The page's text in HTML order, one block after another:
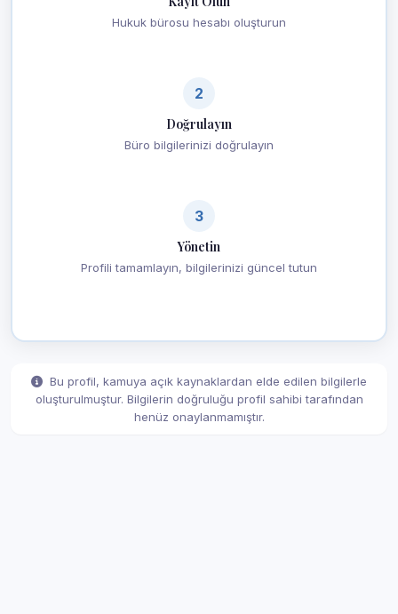
Hukuk bürosu hesabı oluşturun
2
Doğrulayın
Büro bilgilerinizi doğrulayın
3
Yönetin
Profili tamamlayın, bilgilerinizi güncel tutun
Bu profil, kamuya açık kaynaklardan elde edilen bilgilerle
oluşturulmuştur. Bilgilerin doğruluğu profil sahibi tarafından
henüz onaylanmamıştır.